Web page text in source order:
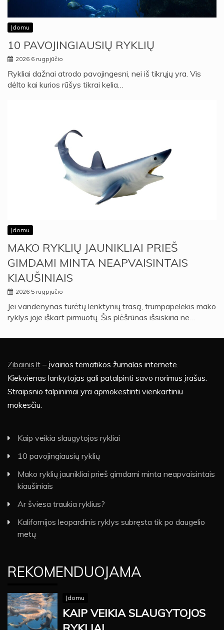
Įdomu
10 PAVOJINGIAUSIŲ RYKLIŲ
2026 6 rugpjūčio
Rykliai dažnai atrodo pavojingesni, nei iš tikrųjų yra. Vis
dėlto kai kurios rūšys tikrai kelia…
Įdomu
MAKO RYKLIŲ JAUNIKLIAI PRIEŠ
GIMDAMI MINTA NEAPVAISINTAIS
KIAUŠINIAIS
2026 5 rugpjūčio
Jei vandenynas turėtų lenktynių trasą, trumpapelekis mako
ryklys joje iškart pirmuotų. Šis plėšrūnas išsiskiria ne…
Zibainis.lt – įvairios tematikos žurnalas internete.
Kiekvienas lankytojas gali patalpinti savo norimus įrašus.
Straipsnio talpinimai yra apmokestinti vienkartiniu
mokesčiu.
Kaip veikia slaugytojos rykliai
10 pavojingiausių ryklių
Mako ryklių jaunikliai prieš gimdami minta neapvaisintais
kiaušiniais
Ar šviesa traukia ryklius?
Kalifornijos leopardinis ryklys subręsta tik po daugelio
metų
REKOMENDUOJAMA
Įdomu
KAIP VEIKIA SLAUGYTOJOS